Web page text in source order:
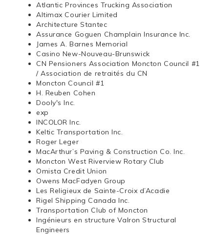
Atlantic Provinces Trucking Association
Altimax Courier Limited
Architecture Stantec
Assurance Goguen Champlain Insurance Inc.
James A. Barnes Memorial
Casino New-Nouveau-Brunswick
CN Pensioners Association Moncton Council #1
/ Association de retraités du CN
Moncton Council #1
H. Reuben Cohen
Dooly's Inc.
exp
INCOLOR Inc.
Keltic Transportation Inc.
Roger Leger
MacArthur’s Paving & Construction Co. Inc.
Moncton West Riverview Rotary Club
Omista Credit Union
Owens MacFadyen Group
Les Religieux de Sainte-Croix d’Acadie
Rigel Shipping Canada Inc.
Transportation Club of Moncton
Ingénieurs en structure Valron Structural
Engineers